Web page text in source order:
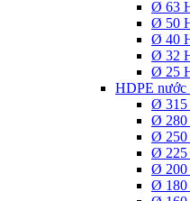
Ø 63
Ø 50
Ø 40
Ø 32
Ø 25
HDPE nước
Ø 315
Ø 280
Ø 250
Ø 225
Ø 200
Ø 180